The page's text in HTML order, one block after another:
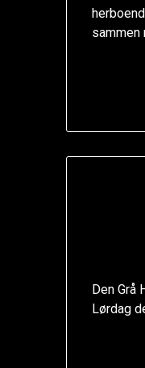
sammen
Den Grå
Lørdag